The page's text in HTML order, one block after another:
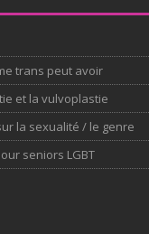
trans peut avoir
et la vulvoplastie
la sexualité / le genre
seniors LGBT